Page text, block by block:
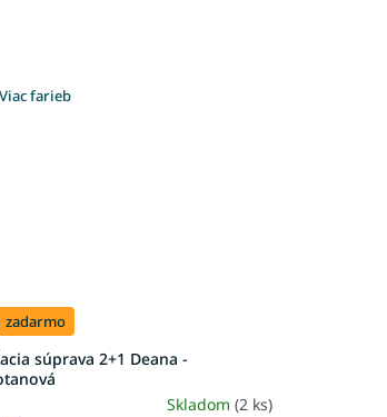
Viac farieb
zadarmo
súprava 2+1 Deana -
Skladom (2 ks)